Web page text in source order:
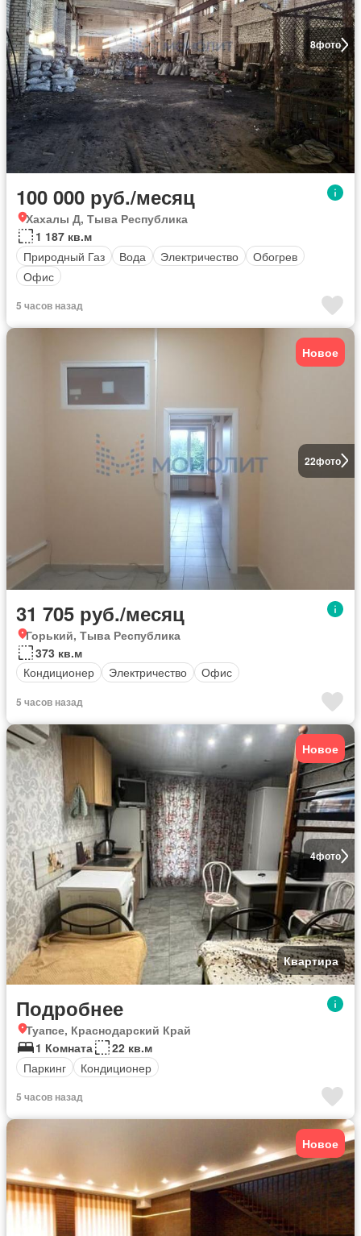
8фото
100 000 руб./месяц
Хахалы Д, Тыва Республика
1 187 кв.м
Природный Газ
Вода Электричество
Обогрев
Офис
5 часов назад
22фото
Новое
31 705 руб./месяц
Горький, Тыва Республика
373 кв.м
Кондиционер
Электричество Офис
5 часов назад
4фото
Новое
Квартира
Подробнее
Туапсе, Краснодарский Край
1 Комната
22 кв.м
Паркинг
Кондиционер
5 часов назад
Новое